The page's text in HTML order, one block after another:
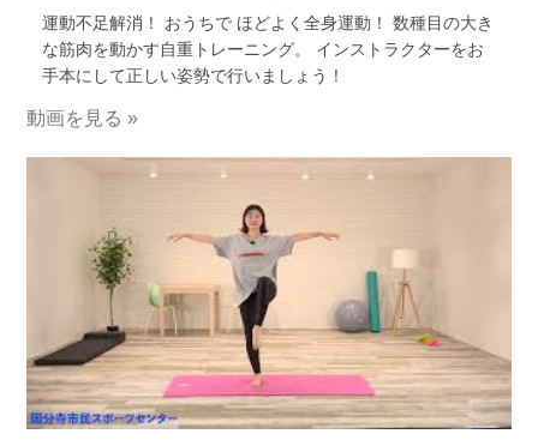
運動不足解消！ おうちで ほどよく全身運動！ 数種目の大き
な筋肉を動かす自重トレーニング。 インストラクターをお
手本にして正しい姿勢で行いましょう！
動画を見る »